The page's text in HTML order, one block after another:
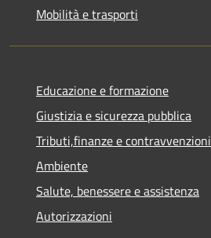
Mobilità e trasporti
Educazione e formazione
Giustizia e sicurezza pubblica
Tributi,finanze e contravvenzioni
Ambiente
Salute, benessere e assistenza
Autorizzazioni